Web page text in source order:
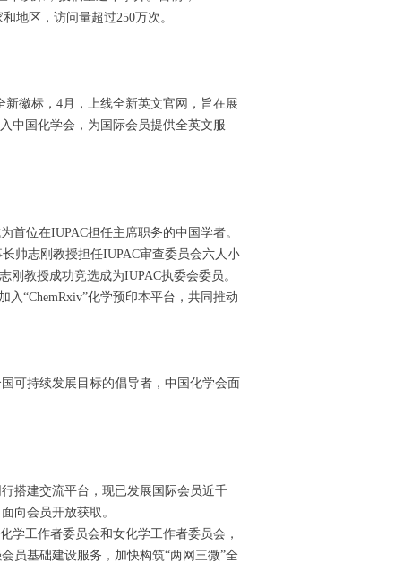
地区，访问量超过250万次。
徽标，4月，上线全新英文官网，旨在展
中国化学会，为国际会员提供全英文服
首位在IUPAC担任主席职务的中国学者。
帅志刚教授担任IUPAC审查委员会六人小
刚教授成功竞选成为IUPAC执委会委员。
入“ChemRxiv”化学预印本平台，共同推动
可持续发展目标的倡导者，中国化学会面
搭建交流平台，现已发展国际会员近千
向会员开放获取。
学工作者委员会和女化学工作者委员会，
员基础建设服务，加快构筑“两网三微”全